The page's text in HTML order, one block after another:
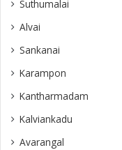
Suthumalai
Alvai
Sankanai
Karampon
Kantharmadam
Kalviankadu
Avarangal